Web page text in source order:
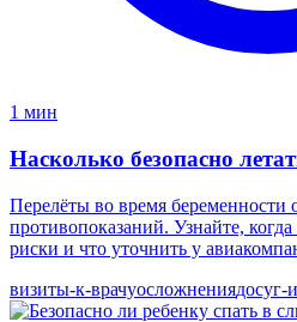
1 мин
Насколько безопасно
Перелёты во время беременности
противопоказаний. Узнайте,
риски и что уточнить у
визиты-к-врачуосложнениядосуг-